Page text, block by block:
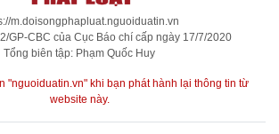
m.doisongphapluat.nguoiduatin.vn
GP-CBC của Cục Báo chí cấp ngày 17/7/2020
Tổng biên tập: Phạm Quốc Huy
"nguoiduatin.vn" khi bạn phát hành lại thông tin từ
website này.